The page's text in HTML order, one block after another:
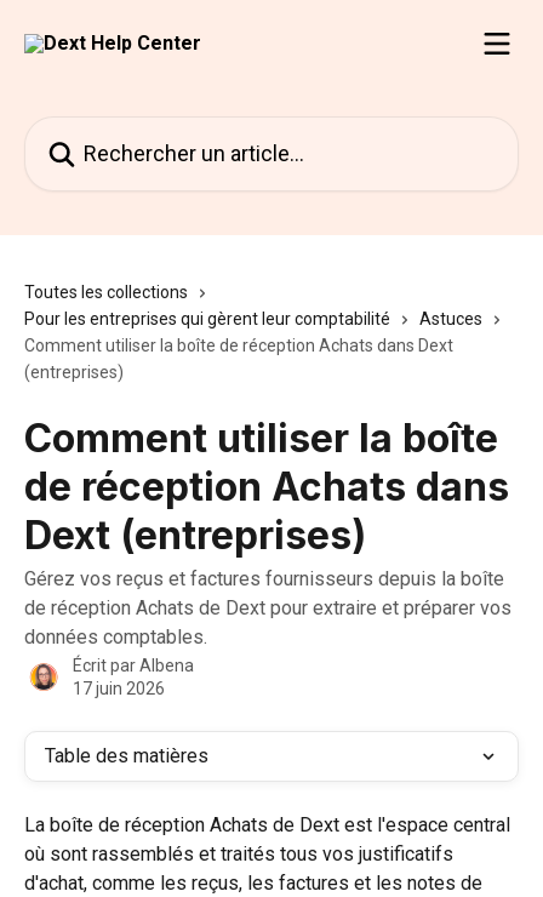
Toutes les collections
Pour les entreprises qui gèrent leur comptabilité
Astuces
Comment utiliser la boîte de réception Achats dans Dext
(entreprises)
Comment utiliser la boîte
de réception Achats dans
Dext (entreprises)
Gérez vos reçus et factures fournisseurs depuis la boîte
de réception Achats de Dext pour extraire et préparer vos
données comptables.
Écrit parAlbena
17 juin 2026
Table des matières
La boîte de réception Achats de Dext est l'espace central
où sont rassemblés et traités tous vos justificatifs
d'achat, comme les reçus, les factures et les notes de